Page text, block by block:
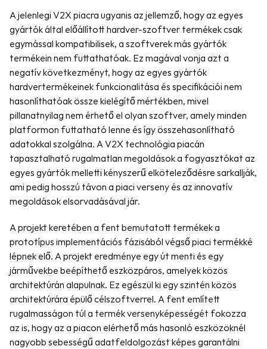
A jelenlegi V2X piacra ugyanis az jellemző, hogy az egyes
gyártók által előállított hardver-szoftver termékek csak
egymással kompatibilisek, a szoftverek más gyártók
termékein nem futtathatóak. Ez magával vonja azt a
negatív következményt, hogy az egyes gyártók
hardvertermékeinek funkcionalitása és specifikációi nem
hasonlíthatóak össze kielégítő mértékben, mivel
pillanatnyilag nem érhető el olyan szoftver, amely minden
platformon futtatható lenne és így összehasonlítható
adatokkal szolgálna. A V2X technológia piacán
tapasztalható rugalmatlan megoldások a fogyasztókat az
egyes gyártók melletti kényszerű elköteleződésre sarkallják,
ami pedig hosszú távon a piaci verseny és az innovatív
megoldások elsorvadásával jár.
A projekt keretében a fent bemutatott termékek a
prototípus implementációs fázisából végső piaci termékké
lépnek elő. A projekt eredménye egy út menti és egy
járművekbe beépíthető eszközpáros, amelyek közös
architektúrán alapulnak. Ez egészül ki egy szintén közös
architektúrára épülő célszoftverrel. A fent említett
rugalmasságon túl a termék versenyképességét fokozza
az is, hogy az a piacon elérhető más hasonló eszközöknél
nagyobb sebességű adatfeldolgozást képes garantálni